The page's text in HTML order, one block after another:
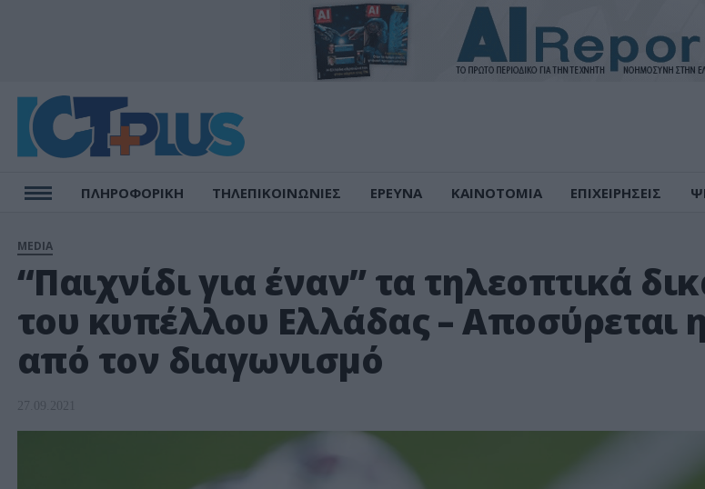
ΠΛΗΡΟΦΟΡΙΚΗ ΤΗΛΕΠΙΚΟΙΝΩΝΙΕΣ ΕΡΕΥΝΑ ΚΑΙΝΟΤΟΜΙΑ ΕΠΙΧΕΙΡΗΣΕΙΣ
MEDIA
“Παιχνίδι για έναν” τα τηλεοπτικά
του κυπέλλου Ελλάδας – Αποσύρεται
από τον διαγωνισμό
27.09.2021